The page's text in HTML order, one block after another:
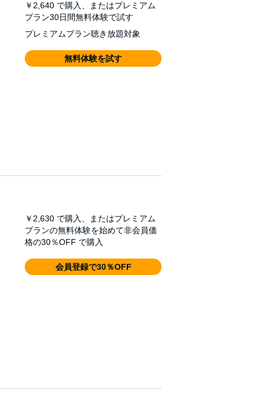
￥2,640 で購入、またはプレミアム
プラン30日間無料体験で試す
プレミアムプラン聴き放題対象
無料体験を試す
￥2,630 で購入、またはプレミアム
プランの無料体験を始めて非会員価
格の30％OFF で購入
会員登録で30％OFF